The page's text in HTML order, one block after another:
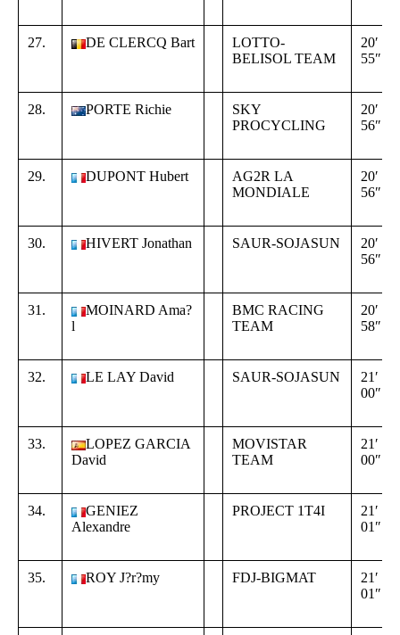
27. DE CLERCQ Bart
LOTTO-
BELISOL TEAM
20′
55″
28. PORTE Richie
SKY
PROCYCLING
20′
56″
29. DUPONT Hubert
AG2R LA
MONDIALE
20′
56″
30. HIVERT Jonathan SAUR-SOJASUN
20′
56″
31.
MOINARD Ama?
l
BMC RACING
TEAM
20′
58″
32. LE LAY David SAUR-SOJASUN
21′
00″
33.
LOPEZ GARCIA
David
MOVISTAR
TEAM
21′
00″
34.
GENIEZ
Alexandre
PROJECT 1T4I
21′
01″
35. ROY J?r?my FDJ-BIGMAT
21′
01″